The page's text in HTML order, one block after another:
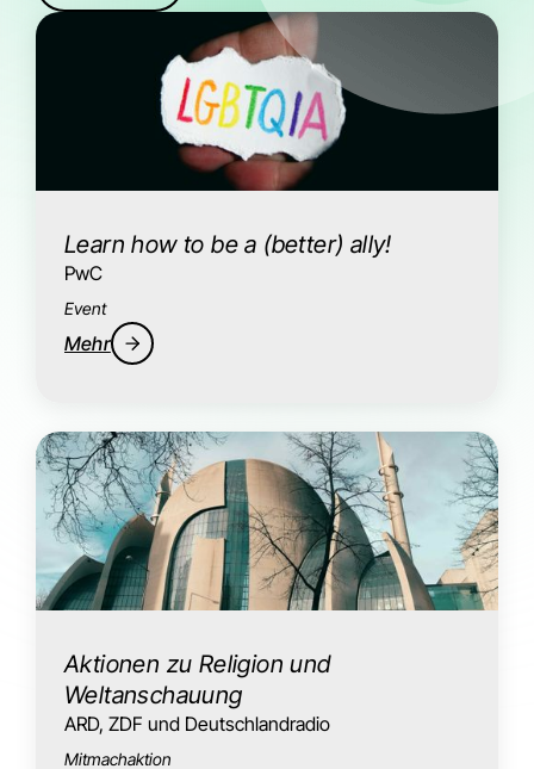
Learn how to be a (better) ally!
PwC
Event
Mehr
Aktionen zu Religion und
Weltanschauung
ARD, ZDF und Deutschlandradio
Mitmachaktion